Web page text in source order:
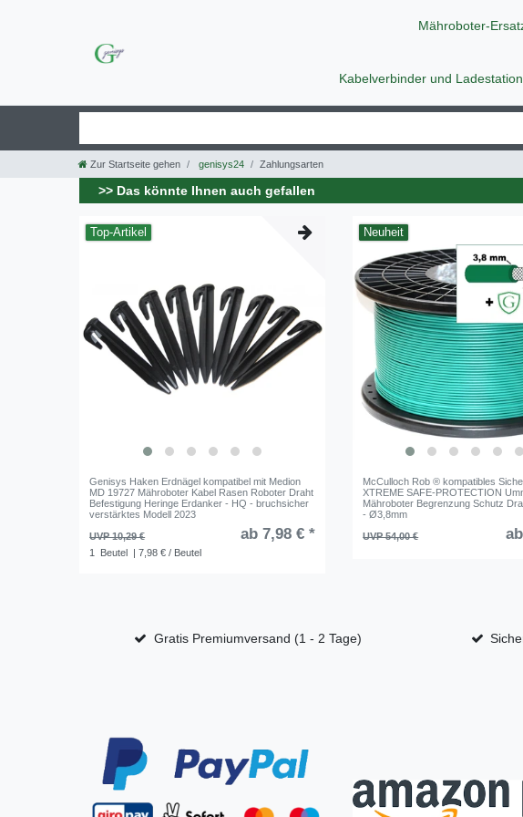
Mähroboter-
Kabelverbinder und
Zur Startseite gehen genisys24 Zahlungsarten
>> Das könnte Ihnen auch gefallen
Top-Artikel
Genisys Haken Erdnägel kompatibel mit Medion
MD 19727 Mähroboter Kabel Rasen Roboter Draht
Befestigung Heringe Erdanker - HQ - bruchsicher
verstärktes Modell 2023
UVP 10,29 €
ab 7,98 € *
1 Beutel | 7,98 € / Beutel
Neuheit
McCulloch Rob ® kompatibles
XTREME SAFE-PROTECTION
Mähroboter Begrenzung Schutz
- Ø3,8mm
UVP 54,00 €
Gratis Premiumversand (1 - 2 Tage)